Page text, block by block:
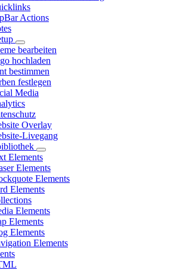
Actions
bearbeiten
hochladen
bestimmen
festlegen
Media
Overlay
Livegang
Elements
Elements
Elements
Elements
Elements
Elements
Elements
Elements